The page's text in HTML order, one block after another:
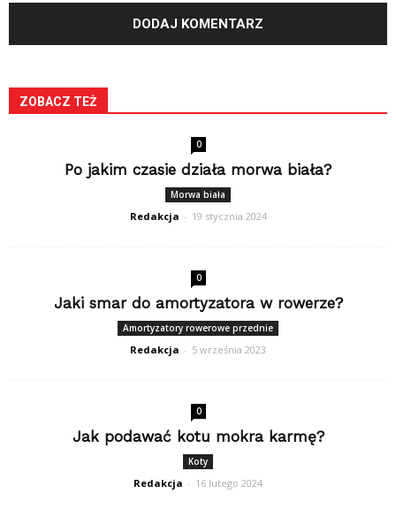
ZOBACZ TEŻ
0
Po jakim czasie działa morwa biała?
Morwa biała
Redakcja - 19 stycznia 2024
0
Jaki smar do amortyzatora w rowerze?
Amortyzatory rowerowe przednie
Redakcja - 5 września 2023
0
Jak podawać kotu mokra karmę?
Koty
Redakcja - 16 lutego 2024